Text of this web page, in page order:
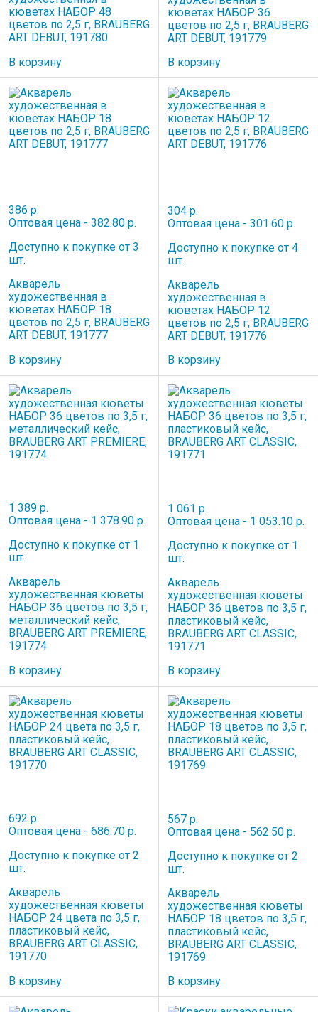
кюветах НАБОР 48
цветов по 2,5 г, BRAUBERG
ART DEBUT, 191780
В корзину
кюветах НАБОР 36
цветов по 2,5 г, BRAUBERG
ART DEBUT, 191779
В корзину
386 р.
Оптовая цена - 382.80 р.
Доступно к покупке от 3
шт.
Акварель
художественная в
кюветах НАБОР 18
цветов по 2,5 г, BRAUBERG
ART DEBUT, 191777
В корзину
304 р.
Оптовая цена - 301.60 р.
Доступно к покупке от 4
шт.
Акварель
художественная в
кюветах НАБОР 12
цветов по 2,5 г, BRAUBERG
ART DEBUT, 191776
В корзину
1 389 р.
Оптовая цена - 1 378.90 р.
Доступно к покупке от 1
шт.
Акварель
художественная кюветы
НАБОР 36 цветов по 3,5 г,
металлический кейс,
BRAUBERG ART PREMIERE,
191774
В корзину
1 061 р.
Оптовая цена - 1 053.10 р.
Доступно к покупке от 1
шт.
Акварель
художественная кюветы
НАБОР 36 цветов по 3,5 г,
пластиковый кейс,
BRAUBERG ART CLASSIC,
191771
В корзину
692 р.
Оптовая цена - 686.70 р.
Доступно к покупке от 2
шт.
Акварель
художественная кюветы
НАБОР 24 цвета по 3,5 г,
пластиковый кейс,
BRAUBERG ART CLASSIC,
191770
В корзину
567 р.
Оптовая цена - 562.50 р.
Доступно к покупке от 2
шт.
Акварель
художественная кюветы
НАБОР 18 цветов по 3,5 г,
пластиковый кейс,
BRAUBERG ART CLASSIC,
191769
В корзину